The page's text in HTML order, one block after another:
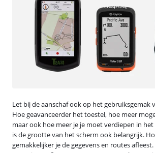
Let bij de aanschaf ook op het gebruiksgemak
Hoe geavanceerder het toestel, hoe meer
maar ook hoe meer je je moet verdiepen in
is de grootte van het scherm ook belangrijk.
gemakkelijker je de gegevens en routes